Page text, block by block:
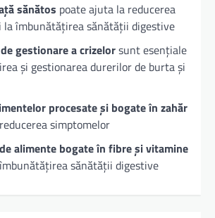
sănătos poate ajuta la reducerea
la îmbunătățirea sănătății digestive
gestionare a crizelorsunt esențiale
și gestionarea durerilor de burta și
procesate și bogate în zahăr
simptomelor
alimente bogate în fibre și vitamine
sănătății digestive